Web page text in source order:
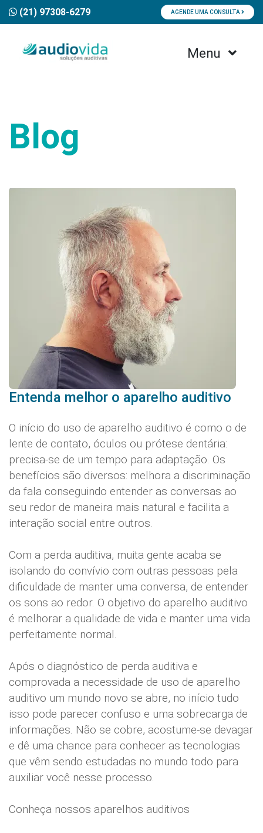
(21) 97308-6279 AGENDE UMA CONSULTA
Menu
Blog
Entenda melhor o aparelho auditivo
O início do uso de aparelho auditivo é como o de
lente de contato, óculos ou prótese dentária:
precisa-se de um tempo para adaptação. Os
benefícios são diversos: melhora a discriminação
da fala conseguindo entender as conversas ao
seu redor de maneira mais natural e facilita a
interação social entre outros.
Com a perda auditiva, muita gente acaba se
isolando do convívio com outras pessoas pela
dificuldade de manter uma conversa, de entender
os sons ao redor. O objetivo do aparelho auditivo
é melhorar a qualidade de vida e manter uma vida
perfeitamente normal.
Após o diagnóstico de perda auditiva e
comprovada a necessidade de uso de aparelho
auditivo um mundo novo se abre, no início tudo
isso pode parecer confuso e uma sobrecarga de
informações. Não se cobre, acostume-se devagar
e dê uma chance para conhecer as tecnologias
que vêm sendo estudadas no mundo todo para
auxiliar você nesse processo.
Conheça nossos aparelhos auditivos